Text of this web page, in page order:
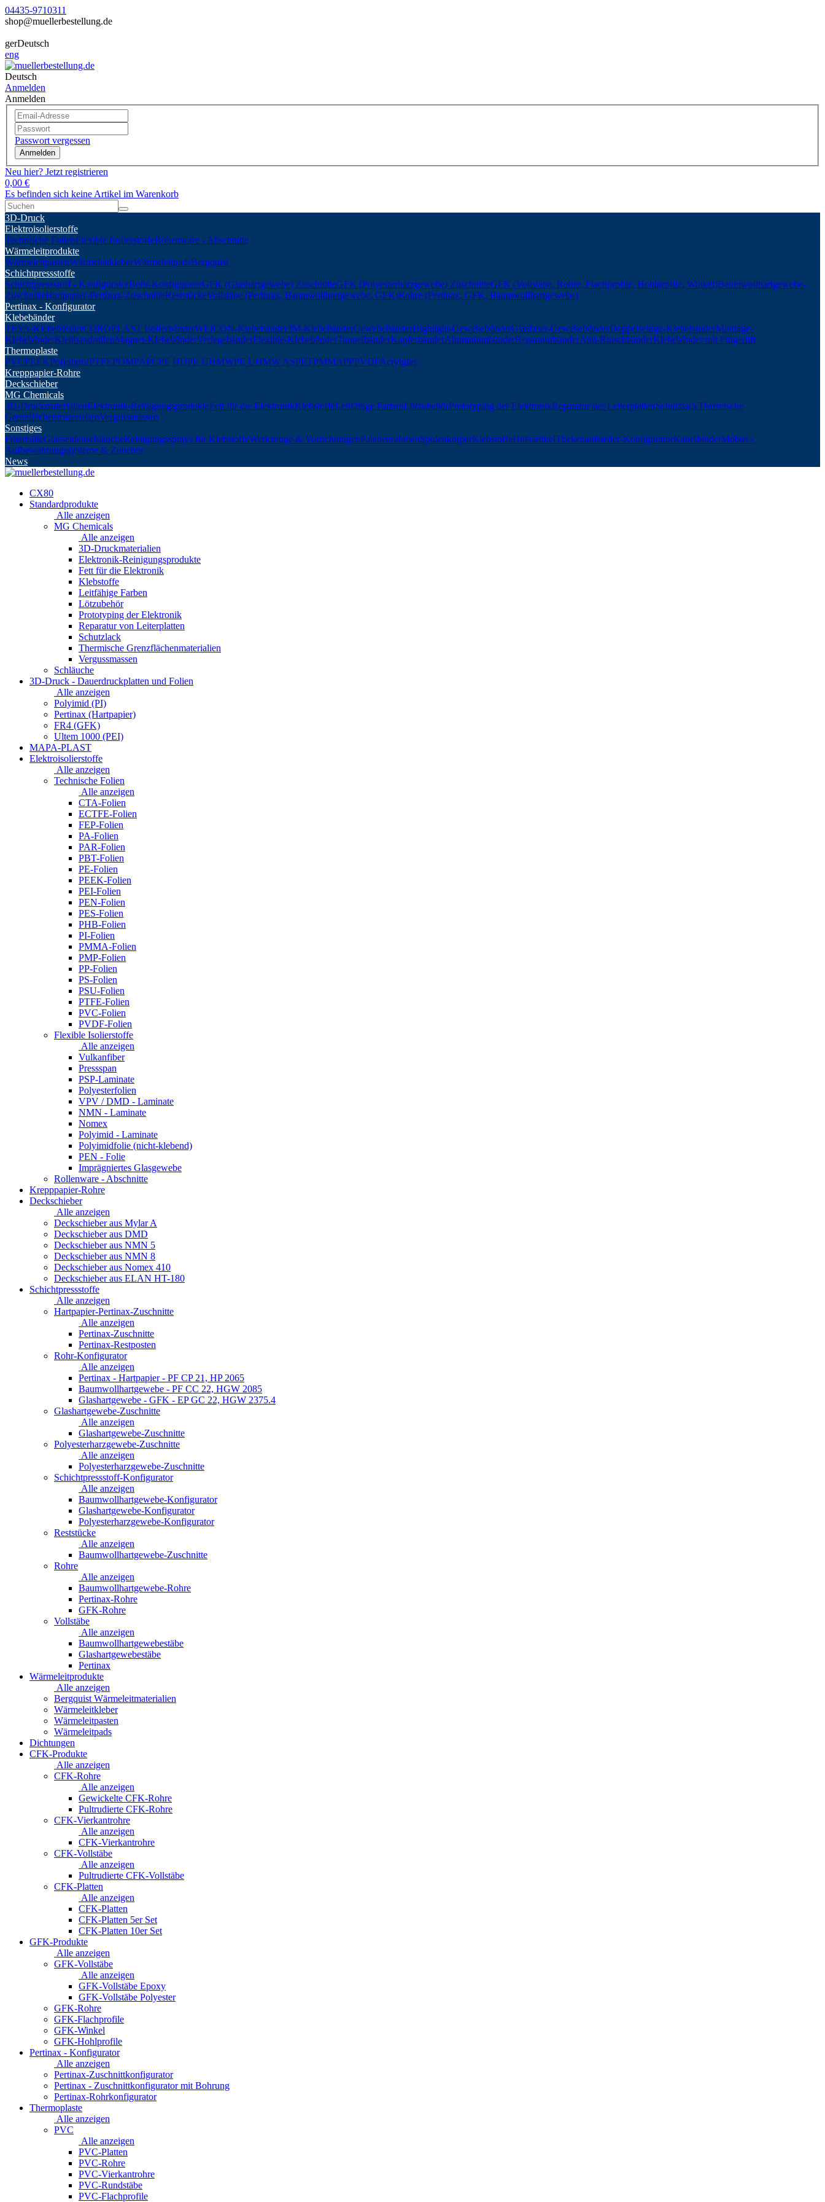
04435-9710311
shop@muellerbestellung.de
gerDeutsch
eng
Deutsch
Anmelden
Anmelden
Passwort vergessen
Anmelden
Neu hier? Jetzt registrieren
0,00 €
Es befinden sich keine Artikel im Warenkorb
3D-Druck
Elektroisolierstoffe
Technische FolienFlexible IsolierstoffeRollenware - Abschnitte
Wärmeleitprodukte
WärmeleitpastenWärmeleitkleberWärmeleitpadsBergquist
Schichtpressstoffe
Schichtpressstoff - KonfiguratorRohr-KonfiguratorGFK (Glashartgewebe) ZuschnitteGFK (Polyesterharzgewebe) ZuschnitteGFK (Vollstäbe, Rohre, Flachprofile, Hohlprofile, Winkel)Baumwollhartgewebe-
ZuschnitteHartpapier-Pertinax-ZuschnitteReststückeVollstäbe (Pertinax, Baumwollhartgewebe, GFK)Rohre (Pertinax, GFK, Baumwollhartgewebe)
Pertinax - Konfigurator
Klebebänder
TESA-KlebebänderCOROPLAST IsolierbänderWEICON-Klebebänder3M-KlebebänderGewebebänderHighlight-GewebebänderGlasfaser-GewebebänderDoppelseitige-KlebebänderMontage-
KlebebänderKlettbandrollenMagnet-KlebebänderVerlegebänderFlexible-KlebebänderTunnelbänderKupferbänderAluminiumbänderReparaturbänderAnti-RutschbänderKlebebänder mit Fingerlift
Thermoplaste
PVCPEEKPolystyrolPTFEPOMPAPCPE HDPE UHMWPE UHMW ASPETPMMAPPPVDFAcrylglas
Krepppapier-Rohre
Deckschieber
MG Chemicals
3D-DruckmaterialienElektronik-ReinigungsprodukteFett für die ElektronikKlebstoffeLeitfähige FarbenLötzubehörPrototyping der ElektronikReparatur der LeiterplattenSchutzlackThermische
GrenzflächenmaterialienVergussmassen
Sonstiges
FilterbälleGlasseidenschläucheReinigungssprays für KlebstoffeWerkzeuge & VorrichtungenPalettenrahmenSpulenkörperKlebstoffeHilfsartikelThekenaufsteller-KonfiguratorKabelbinderMöbus -
Aufbewahrungssysteme & Zubehör
News
CX80
Standardprodukte
Alle anzeigen
MG Chemicals
Alle anzeigen
3D-Druckmaterialien
Elektronik-Reinigungsprodukte
Fett für die Elektronik
Klebstoffe
Leitfähige Farben
Lötzubehör
Prototyping der Elektronik
Reparatur von Leiterplatten
Schutzlack
Thermische Grenzflächenmaterialien
Vergussmassen
Schläuche
3D-Druck - Dauerdruckplatten und Folien
Alle anzeigen
Polyimid (PI)
Pertinax (Hartpapier)
FR4 (GFK)
Ultem 1000 (PEI)
MAPA-PLAST
Elektroisolierstoffe
Alle anzeigen
Technische Folien
Alle anzeigen
CTA-Folien
ECTFE-Folien
FEP-Folien
PA-Folien
PAR-Folien
PBT-Folien
PE-Folien
PEEK-Folien
PEI-Folien
PEN-Folien
PES-Folien
PHB-Folien
PI-Folien
PMMA-Folien
PMP-Folien
PP-Folien
PS-Folien
PSU-Folien
PTFE-Folien
PVC-Folien
PVDF-Folien
Flexible Isolierstoffe
Alle anzeigen
Vulkanfiber
Pressspan
PSP-Laminate
Polyesterfolien
VPV / DMD - Laminate
NMN - Laminate
Nomex
Polyimid - Laminate
Polyimidfolie (nicht-klebend)
PEN - Folie
Imprägniertes Glasgewebe
Rollenware - Abschnitte
Krepppapier-Rohre
Deckschieber
Alle anzeigen
Deckschieber aus Mylar A
Deckschieber aus DMD
Deckschieber aus NMN 5
Deckschieber aus NMN 8
Deckschieber aus Nomex 410
Deckschieber aus ELAN HT-180
Schichtpressstoffe
Alle anzeigen
Hartpapier-Pertinax-Zuschnitte
Alle anzeigen
Pertinax-Zuschnitte
Pertinax-Restposten
Rohr-Konfigurator
Alle anzeigen
Pertinax - Hartpapier - PF CP 21, HP 2065
Baumwollhartgewebe - PF CC 22, HGW 2085
Glashartgewebe - GFK - EP GC 22, HGW 2375.4
Glashartgewebe-Zuschnitte
Alle anzeigen
Glashartgewebe-Zuschnitte
Polyesterharzgewebe-Zuschnitte
Alle anzeigen
Polyesterharzgewebe-Zuschnitte
Schichtpressstoff-Konfigurator
Alle anzeigen
Baumwollhartgewebe-Konfigurator
Glashartgewebe-Konfigurator
Polyesterharzgewebe-Konfigurator
Reststücke
Alle anzeigen
Baumwollhartgewebe-Zuschnitte
Rohre
Alle anzeigen
Baumwollhartgewebe-Rohre
Pertinax-Rohre
GFK-Rohre
Vollstäbe
Alle anzeigen
Baumwollhartgewebestäbe
Glashartgewebestäbe
Pertinax
Wärmeleitprodukte
Alle anzeigen
Bergquist Wärmeleitmaterialien
Wärmeleitkleber
Wärmeleitpasten
Wärmeleitpads
Dichtungen
CFK-Produkte
Alle anzeigen
CFK-Rohre
Alle anzeigen
Gewickelte CFK-Rohre
Pultrudierte CFK-Rohre
CFK-Vierkantrohre
Alle anzeigen
CFK-Vierkantrohre
CFK-Vollstäbe
Alle anzeigen
Pultrudierte CFK-Vollstäbe
CFK-Platten
Alle anzeigen
CFK-Platten
CFK-Platten 5er Set
CFK-Platten 10er Set
GFK-Produkte
Alle anzeigen
GFK-Vollstäbe
Alle anzeigen
GFK-Vollstäbe Epoxy
GFK-Vollstäbe Polyester
GFK-Rohre
GFK-Flachprofile
GFK-Winkel
GFK-Hohlprofile
Pertinax - Konfigurator
Alle anzeigen
Pertinax-Zuschnittkonfigurator
Pertinax - Zuschnittkonfigurator mit Bohrung
Pertinax-Rohrkonfigurator
Thermoplaste
Alle anzeigen
PVC
Alle anzeigen
PVC-Platten
PVC-Rohre
PVC-Vierkantrohre
PVC-Rundstäbe
PVC-Flachprofile